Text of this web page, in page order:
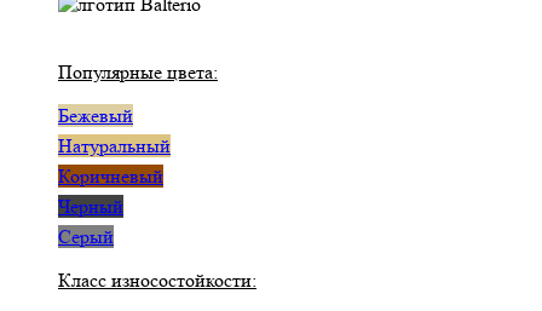
Популярные цвета:
Бежевый
Натуральный
Коричневый
Черный
Серый
Класс износостойкости: